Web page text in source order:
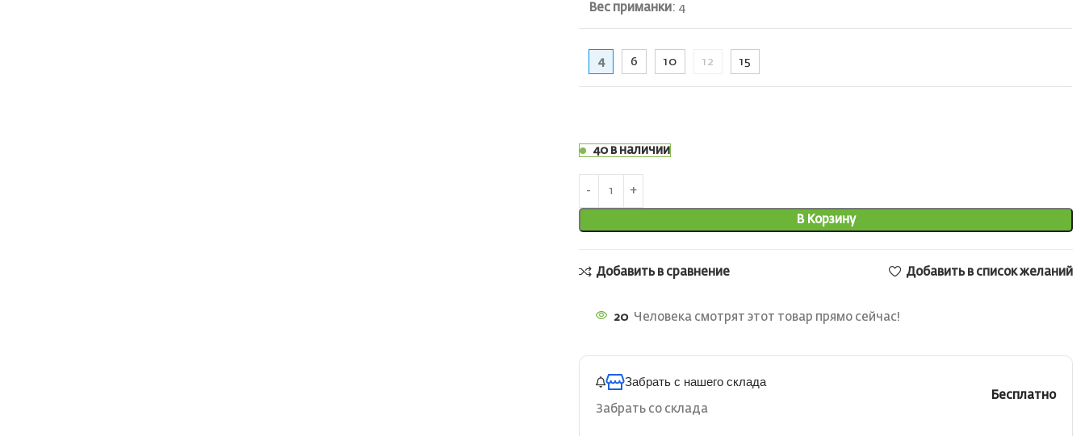
Вес приманки: 4
4 6 10 12 15
40 в наличии
В Корзину
Добавить в сравнение Добавить в список желаний
20 Человека смотрят этот товар прямо сейчас!
Забрать с нашего склада
Забрать со склада
Бесплатно